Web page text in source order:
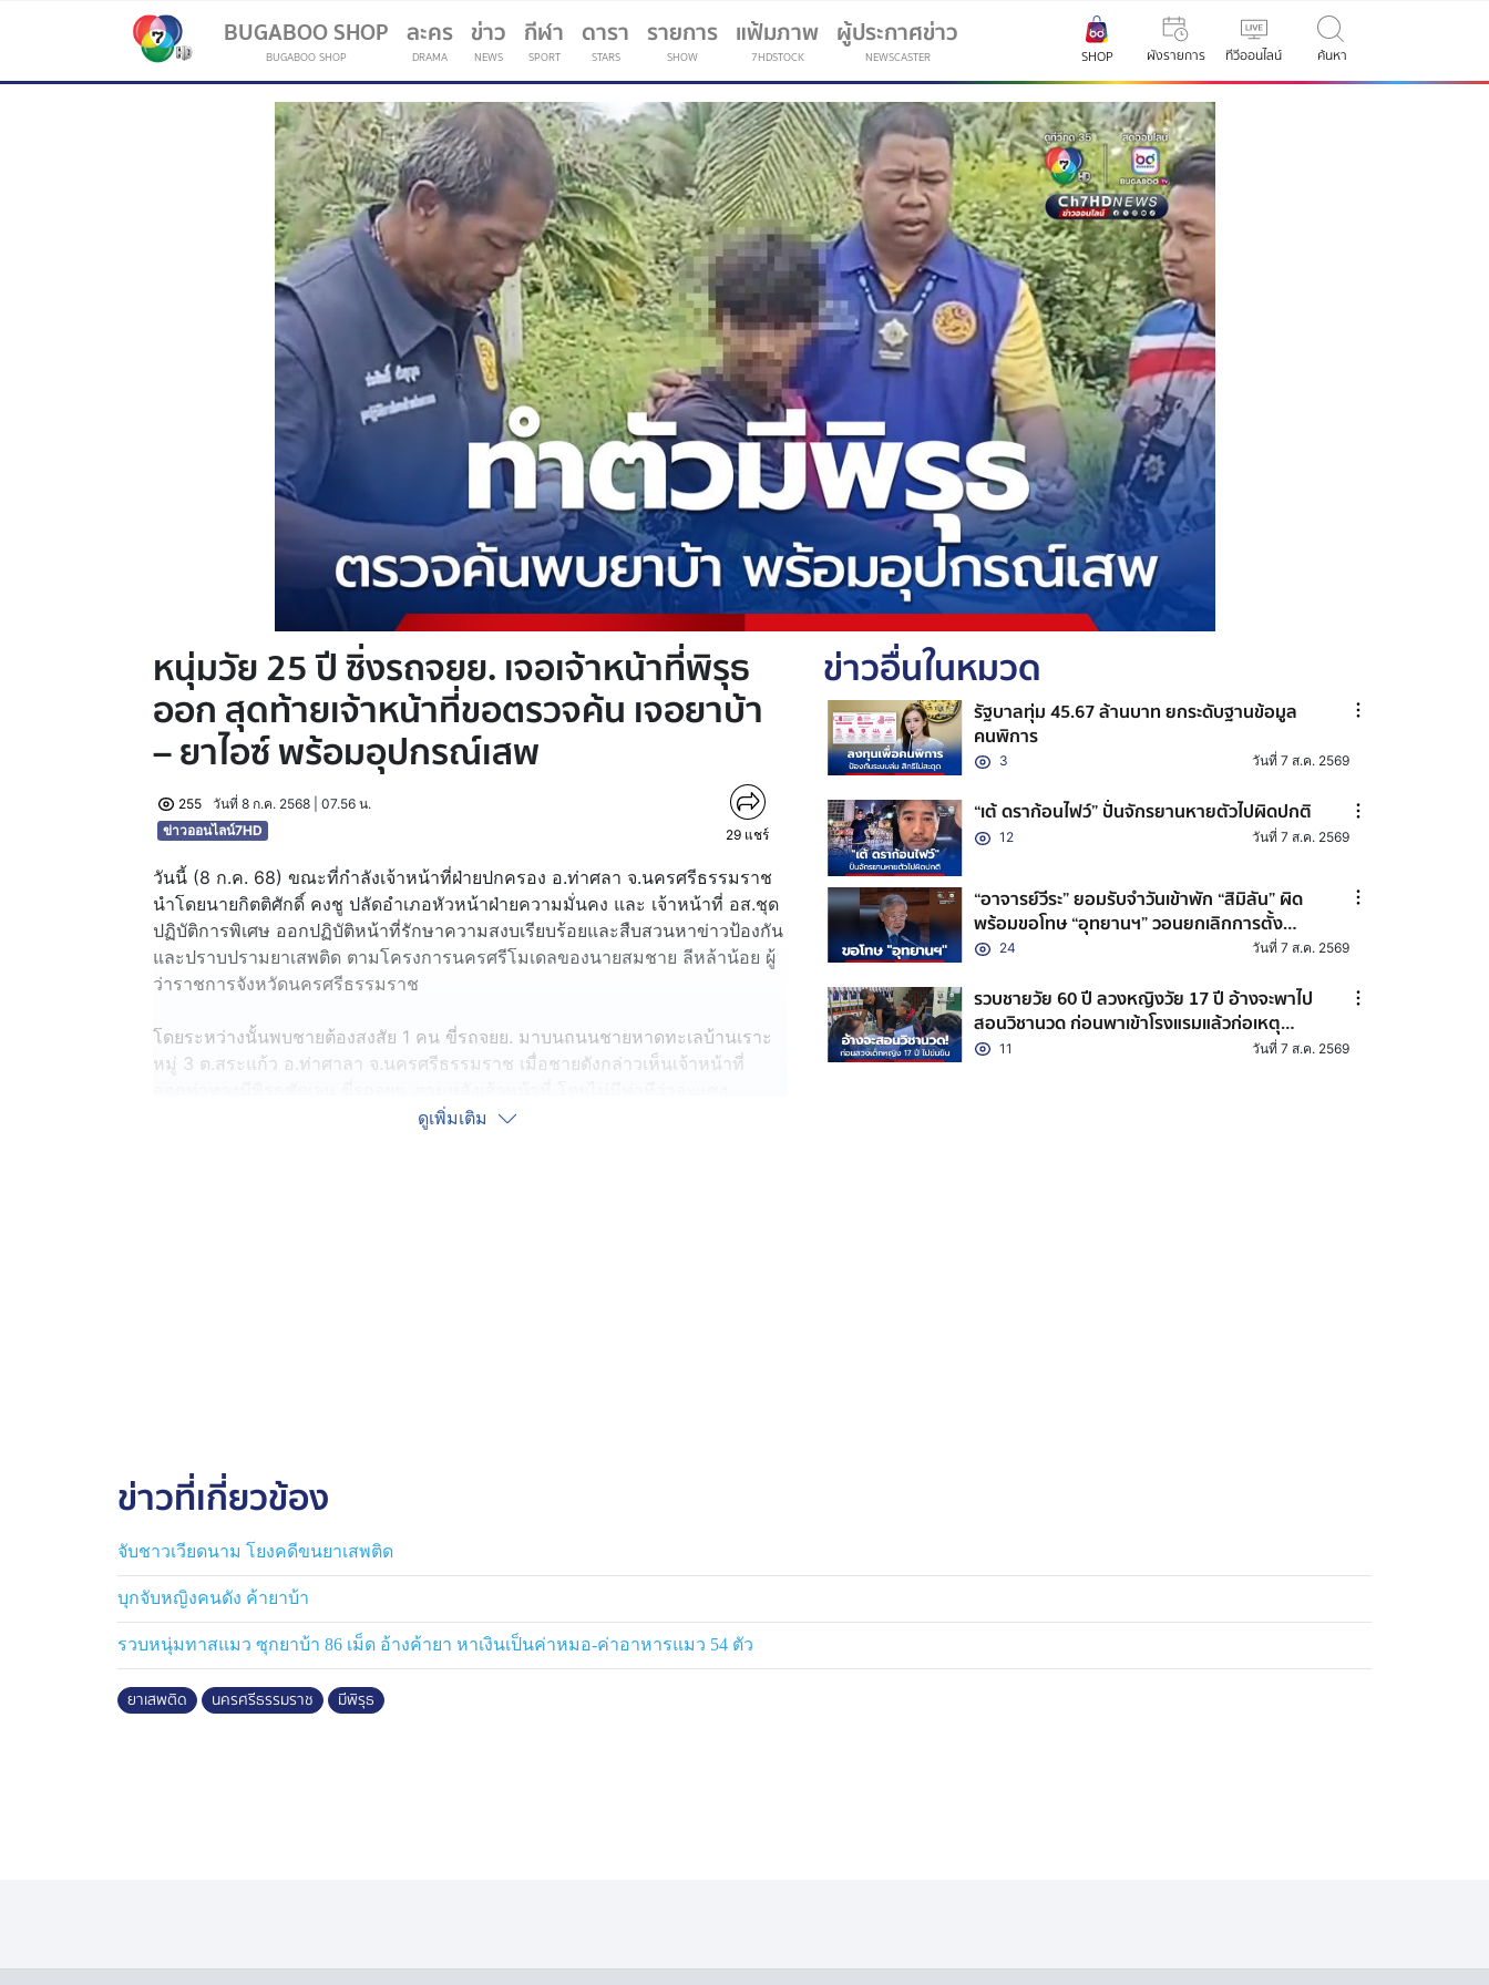
BUGABOO SHOP
BUGABOO SHOP
ละคร
DRAMA
ข่าว
NEWS
กีฬา
SPORT
(current)
ดารา
STARS
รายการ
SHOW
แฟ้มภาพ
7HDSTOCK
ผู้ประกาศข่าว
NEWSCASTER SHOP ผังรายการ ทีวีออนไลน์ ค้นหา
หนุ่มวัย 25 ปี ซิ่งรถจยย. เจอเจ้าหน้าที่พิรุธ
ออก สุดท้ายเจ้าหน้าที่ขอตรวจค้น เจอยาบ้า
– ยาไอซ์ พร้อมอุปกรณ์เสพ
255
วันที่ 8 ก.ค. 2568 | 07.56 น.
ข่าวออนไลน์7HD
29 แชร์
วันนี้ (8 ก.ค. 68) ขณะที่กำลังเจ้าหน้าที่ฝ่ายปกครอง อ.ท่าศลา จ.นครศรีธรรมราช
นำโดยนายกิตติศักดิ์ คงชู ปลัดอำเภอหัวหน้าฝ่ายความมั่นคง และ เจ้าหน้าที่ อส.ชุด
ปฏิบัติการพิเศษ ออกปฏิบัติหน้าที่รักษาความสงบเรียบร้อยและสืบสวนหาข่าวป้องกัน
และปราบปรามยาเสพติด ตามโครงการนครศรีโมเดลของนายสมชาย ลีหล้าน้อย ผู้
ว่าราชการจังหวัดนครศรีธรรมราช
โดยระหว่างนั้นพบชายต้องสงสัย 1 คน ขี่รถจยย. มาบนถนนชายหาดทะเลบ้านเราะ
หมู่ 3 ต.สระแก้ว อ.ท่าศาลา จ.นครศรีธรรมราช เมื่อชายดังกล่าวเห็นเจ้าหน้าที่
สุดท้ายเจ้าหน้าที่จึงหยุดรถและแสดงตัวขอตรวจค้น ทำเอาชายต้องสงสัยคนดังกล่าว
ดูเพิ่มเติม
ข่าวอื่นในหมวด
รัฐบาลทุ่ม 45.67 ล้านบาท ยกระดับฐานข้อมูล
คนพิการ
3 วันที่ 7 ส.ค. 2569
“เต้ ดราก้อนไฟว์” ปั่นจักรยานหายตัวไปผิดปกติ
12 วันที่ 7 ส.ค. 2569
“อาจารย์วีระ” ยอมรับจำวันเข้าพัก “สิมิลัน” ผิด
พร้อมขอโทษ “อุทยานฯ” วอนยกเลิกการตั้ง
กรรมการสอบฯ
24 วันที่ 7 ส.ค. 2569
รวบชายวัย 60 ปี ลวงหญิงวัย 17 ปี อ้างจะพาไป
สอนวิชานวด ก่อนพาเข้าโรงแรมแล้วก่อเหตุ
ข่มขืน
11 วันที่ 7 ส.ค. 2569
ข่าวที่เกี่ยวข้อง
จับชาวเวียดนาม โยงคดีขนยาเสพติด
บุกจับหญิงคนดัง ค้ายาบ้า
รวบหนุ่มทาสแมว ซุกยาบ้า 86 เม็ด อ้างค้ายา หาเงินเป็นค่าหมอ-ค่าอาหารแมว 54 ตัว
ยาเสพติด นครศรีธรรมราช มีพิรุธ